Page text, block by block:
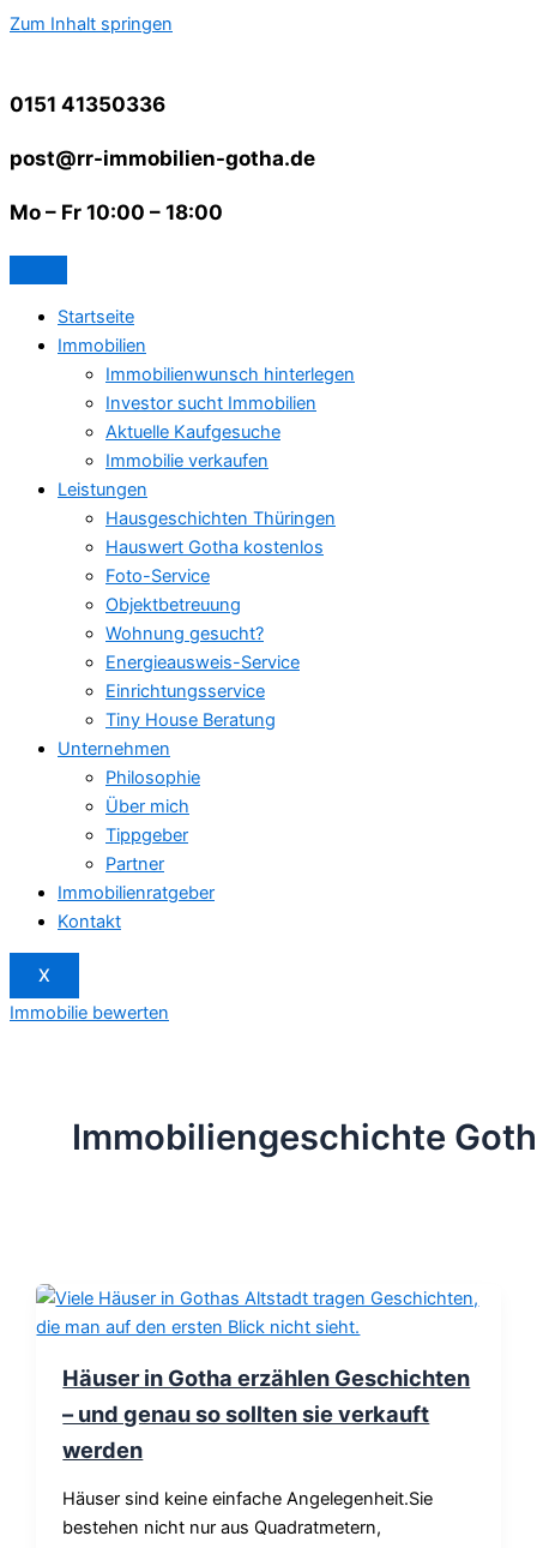
Zum Inhalt springen
0151 41350336
post@rr-immobilien-gotha.de
Mo – Fr 10:00 – 18:00
Startseite
Immobilien
Immobilienwunsch hinterlegen
Investor sucht Immobilien
Aktuelle Kaufgesuche
Immobilie verkaufen
Leistungen
Hausgeschichten Thüringen
Hauswert Gotha kostenlos
Foto-Service
Objektbetreuung
Wohnung gesucht?
Energieausweis-Service
Einrichtungsservice
Tiny House Beratung
Unternehmen
Philosophie
Über mich
Tippgeber
Partner
Immobilienratgeber
Kontakt
X
Immobilie bewerten
Immobiliengeschichte
Häuser in Gotha erzählen Geschichten
– und genau so sollten sie verkauft
werden
Häuser sind keine einfache Angelegenheit.Sie
bestehen nicht nur aus Quadratmetern,